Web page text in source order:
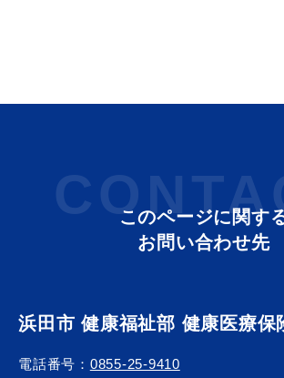
このページに関す
お問い合わせ先
浜田市 健康福祉部 健康医療保
電話番号： 0855-25-9410